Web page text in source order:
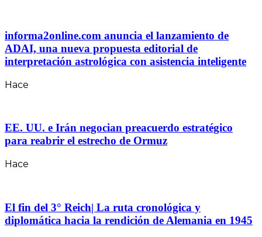
informa2online.com anuncia el lanzamiento de
ADAI, una nueva propuesta editorial de
interpretación astrológica con asistencia inteligente
Hace
EE. UU. e Irán negocian preacuerdo estratégico
para reabrir el estrecho de Ormuz
Hace
El fin del 3° Reich| La ruta cronológica y
diplomática hacia la rendición de Alemania en 1945